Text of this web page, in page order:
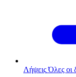
Λήψεις Όλες οι